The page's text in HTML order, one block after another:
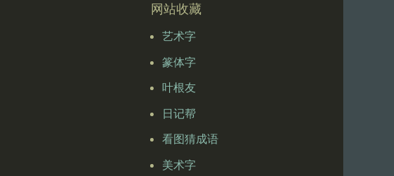
网站收藏
艺术字
篆体字
叶根友
日记帮
看图猜成语
美术字